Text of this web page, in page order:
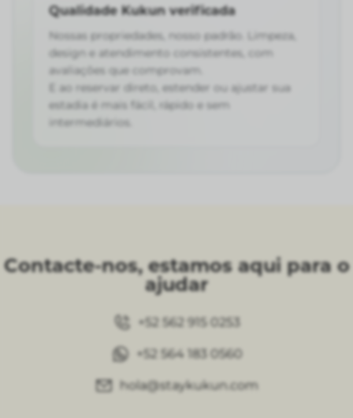
Qualidade Kukun verificada
Nossas propriedades, nosso padrão. Limpeza,
design e atendimento consistentes, com
avaliações que comprovam.
E ao reservar direto, estender ou ajustar sua
estadia é mais fácil, rápido e sem
intermediários.
Contacte-nos, estamos aqui para o
ajudar
+52 562 915 0253
+52 564 183 0560
hola@staykukun.com